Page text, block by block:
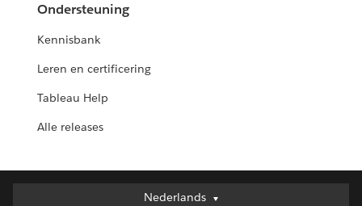
Ondersteuning
Kennisbank
Leren en certificering
Tableau Help
Alle releases
Nederlands
Nederlands